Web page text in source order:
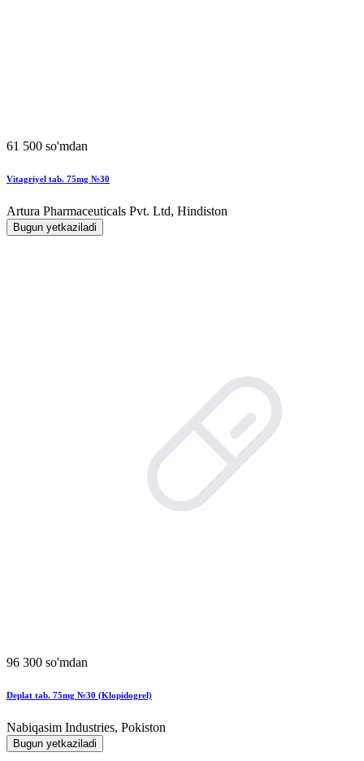
61 500 so'mdan
Vitagriyel tab. 75mg №30
Artura Pharmaceuticals Pvt. Ltd, Hindiston
Bugun yetkaziladi
96 300 so'mdan
Deplat tab. 75mg №30 (Klopidogrel)
Nabiqasim Industries, Pokiston
Bugun yetkaziladi